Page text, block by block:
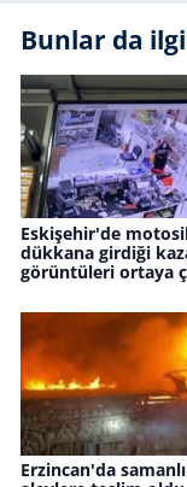
Bunlar da
Eskişehir'de
dükkana girdiği
görüntüleri ortaya
Erzincan'da